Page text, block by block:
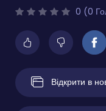
0 (0
Відкрити в